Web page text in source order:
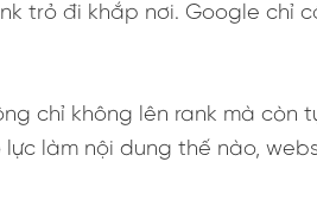
trỏ đi khắp nơi. Google
chỉ không lên rank mà
lực làm nội dung thế nào,